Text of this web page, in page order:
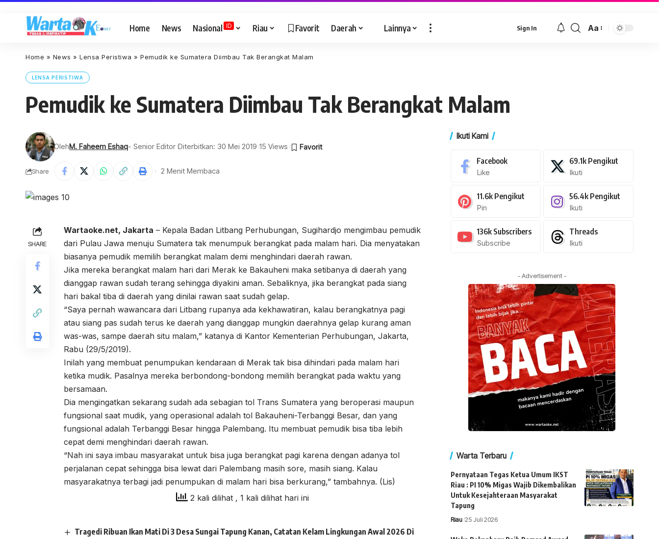
Home News Nasional ID Riau Favorit Daerah Lainnya Sign In
Font
Aa
Home » News » Lensa Peristiwa » Pemudik ke Sumatera Diimbau Tak Berangkat Malam
LENSA PERISTIWA
Pemudik ke Sumatera Diimbau Tak Berangkat Malam
OlehM. Faheem Eshaq- Senior Editor Diterbitkan: 30 Mei 2019 15 Views
Share 2 Menit Membaca
SHARE
Wartaoke.net, Jakarta – Kepala Badan Litbang Perhubungan, Sugihardjo mengimbau pemudik
dari Pulau Jawa menuju Sumatera tak menumpuk berangkat pada malam hari. Dia menyatakan
biasanya pemudik memilih berangkat malam demi menghindari daerah rawan.
Jika mereka berangkat malam hari dari Merak ke Bakauheni maka setibanya di daerah yang
dianggap rawan sudah terang sehingga diyakini aman. Sebaliknya, jika berangkat pada siang
hari bakal tiba di daerah yang dinilai rawan saat sudah gelap.
“Saya pernah wawancara dari Litbang rupanya ada kekhawatiran, kalau berangkatnya pagi
atau siang pas sudah terus ke daerah yang dianggap mungkin daerahnya gelap kurang aman
was-was, sampe daerah situ malam,” katanya di Kantor Kementerian Perhubungan, Jakarta,
Rabu (29/5/2019).
Inilah yang membuat penumpukan kendaraan di Merak tak bisa dihindari pada malam hari
ketika mudik. Pasalnya mereka berbondong-bondong memilih berangkat pada waktu yang
bersamaan.
Dia mengingatkan sekarang sudah ada sebagian tol Trans Sumatera yang beroperasi maupun
fungsional saat mudik, yang operasional adalah tol Bakauheni-Terbanggi Besar, dan yang
fungsional adalah Terbanggi Besar hingga Palembang. Itu membuat pemudik bisa tiba lebih
cepat demi menghindari daerah rawan.
“Nah ini saya imbau masyarakat untuk bisa juga berangkat pagi karena dengan adanya tol
perjalanan cepat sehingga bisa lewat dari Palembang masih sore, masih siang. Kalau
masyarakatnya terbagi jadi penumpukan di malam hari bisa berkurang,” tambahnya. (Lis)
2 kali dilihat , 1 kali dilihat hari ini
Tragedi Ribuan Ikan Mati Di 3 Desa Sungai Tapung Kanan, Catatan Kelam Lingkungan Awal 2026 Di
Ikuti Kami
Facebook
Like
69.1k Pengikut
Ikuti
11.6k Pengikut
Pin
56.4k Pengikut
Ikuti
136k Subscribers
Subscribe
Threads
Ikuti
- Advertisement -
Warta Terbaru
Pernyataan Tegas Ketua Umum IKST
Riau : PI 10% Migas Wajib Dikembalikan
Untuk Kesejahteraan Masyarakat
Tapung
Riau 25 Juli 2026